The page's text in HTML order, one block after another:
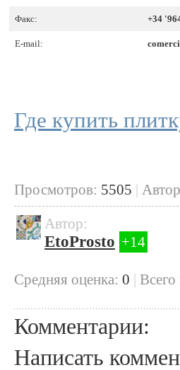
Факс: +34
E-mail:
Где купить
Просмотров: 5505 |
Автор:
EtoProsto +14
Cредняя оценка: 0 | Всего
Комментарии:
Написать